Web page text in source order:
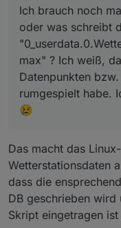
Ich brauch noch
oder was schreibt
max" ? Ich weiß,
Datenpunkten
rumgespielt habe.
😢
Das macht das
Wetterstationsdaten
dass die
DB geschrieben
Skript eingetragen ist